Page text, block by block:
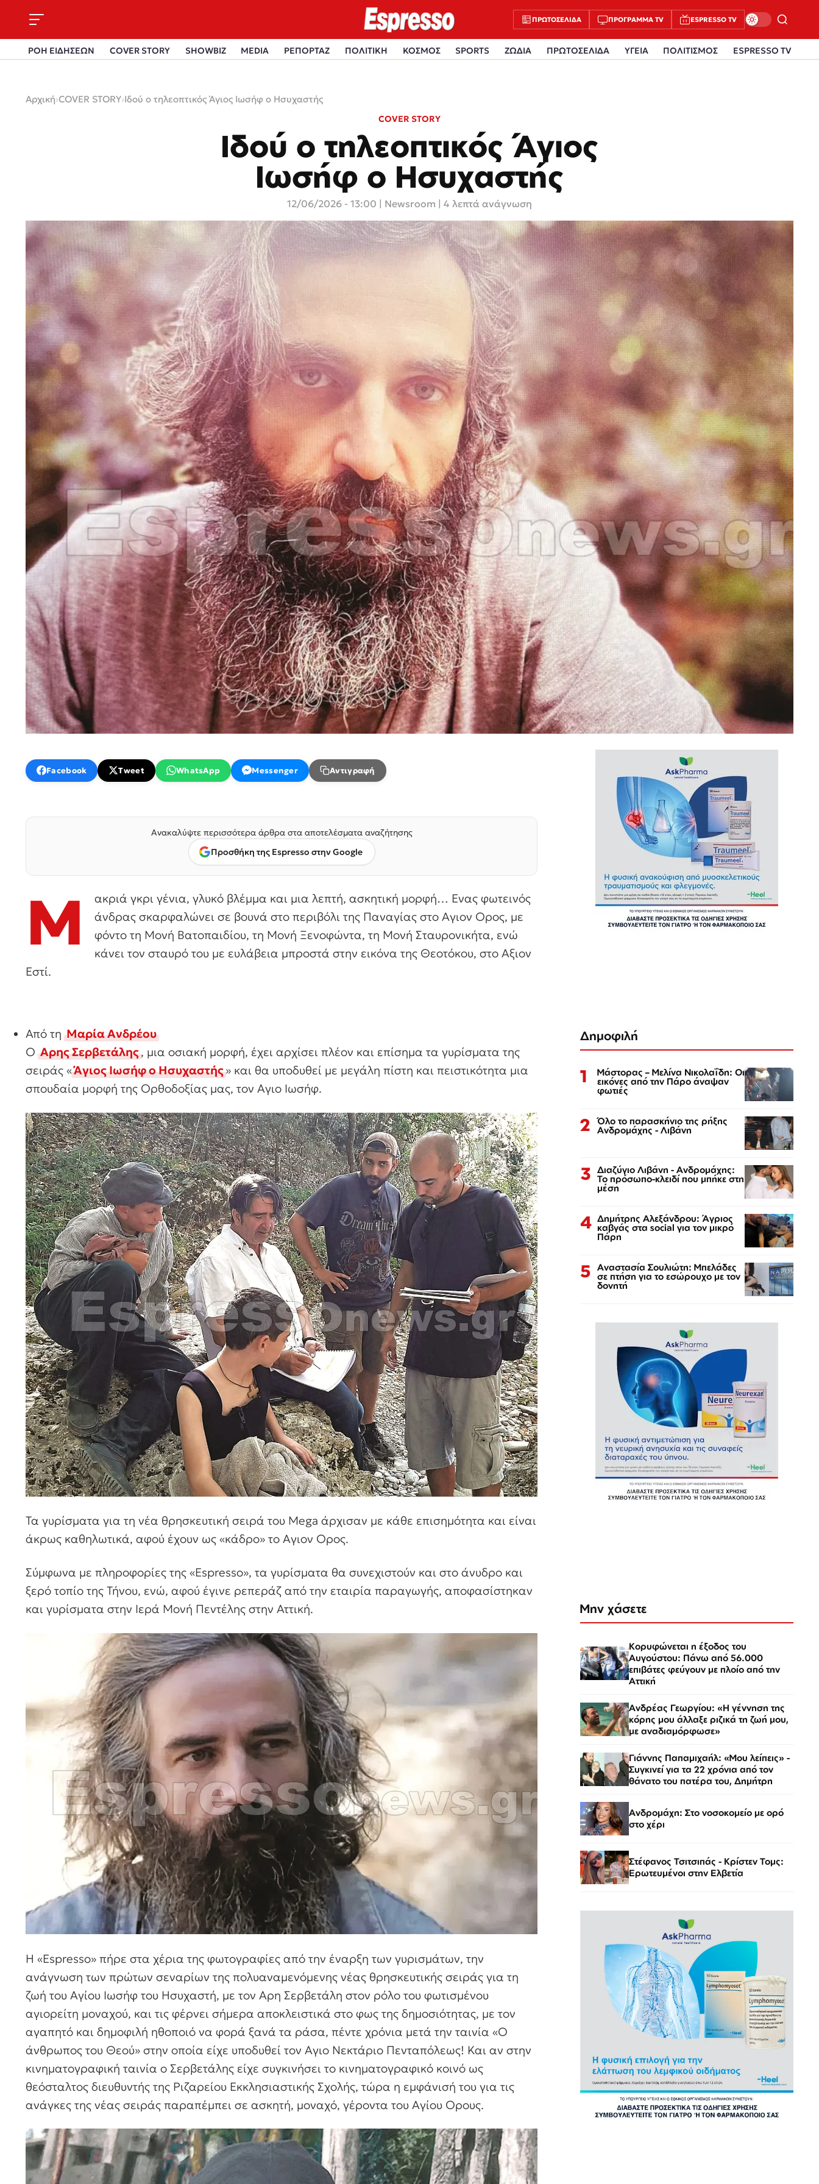
ΠΡΩΤΟΣΈΛΙΔΑ ΠΡΌΓΡΑΜΜΑ TV ESPRESSO TV
ΡΟΗ ΕΙΔΗΣΕΩΝ COVER STORY SHOWBIZ MEDIA ΡΕΠΟΡΤΑΖ ΠΟΛΙΤΙΚΗ ΚΟΣΜΟΣ SPORTS ΖΩΔΙΑ ΠΡΩΤΟΣΕΛΙΔΑ ΥΓΕΙΑ ΠΟΛΙΤΙΣΜΟΣ ESPRESSO TV
Αρχική›COVER STORY›Ιδού ο τηλεοπτικός Άγιος Ιωσήφ ο Ησυχαστής
COVER STORY
Ιδού ο τηλεοπτικός Άγιος
Ιωσήφ ο Ησυχαστής
12/06/2026 - 13:00 Newsroom | 4 λεπτά ανάγνωση
Facebook Tweet WhatsApp Messenger Αντιγραφή
Ανακαλύψτε περισσότερα άρθρα στα αποτελέσματα αναζήτησης
Προσθήκη της Espresso στην Google
Μ
ακριά γκρι γένια, γλυκό βλέμμα και μια λεπτή, ασκητική μορφή… Ενας φωτεινός
άνδρας σκαρφαλώνει σε βουνά στο περιβόλι της Παναγίας στο Αγιον Ορος, με
φόντο τη Μονή Βατοπαιδίου, τη Μονή Ξενοφώντα, τη Μονή Σταυρονικήτα, ενώ
κάνει τον σταυρό του με ευλάβεια μπροστά στην εικόνα της Θεοτόκου, στο Αξιον
Εστί.
Από τηΜαρία Ανδρέου
ΟΑρης Σερβετάλης, μια οσιακή μορφή, έχει αρχίσει πλέον και επίσημα τα γυρίσματα της
σειράς «Άγιος Ιωσήφ ο Ησυχαστής» και θα υποδυθεί με μεγάλη πίστη και πειστικότητα μια
σπουδαία μορφή της Ορθοδοξίας μας, τον Αγιο Ιωσήφ.
Τα γυρίσματα για τη νέα θρησκευτική σειρά του Mega άρχισαν με κάθε επισημότητα και είναι
άκρως καθηλωτικά, αφού έχουν ως «κάδρο» το Αγιον Ορος.
Σύμφωνα με πληροφορίες της «Espresso», τα γυρίσματα θα συνεχιστούν και στο άνυδρο και
ξερό τοπίο της Τήνου, ενώ, αφού έγινε ρεπεράζ από την εταιρία παραγωγής, αποφασίστηκαν
και γυρίσματα στην Ιερά Μονή Πεντέλης στην Αττική.
Η «Espresso» πήρε στα χέρια της φωτογραφίες από την έναρξη των γυρισμάτων, την
ανάγνωση των πρώτων σεναρίων της πολυαναμενόμενης νέας θρησκευτικής σειράς για τη
ζωή του Αγίου Ιωσήφ του Ησυχαστή, με τον Αρη Σερβετάλη στον ρόλο του φωτισμένου
αγιορείτη μοναχού, και τις φέρνει σήμερα αποκλειστικά στο φως της δημοσιότητας, με τον
αγαπητό και δημοφιλή ηθοποιό να φορά ξανά τα ράσα, πέντε χρόνια μετά την ταινία «Ο
άνθρωπος του Θεού» στην οποία είχε υποδυθεί τον Αγιο Νεκτάριο Πενταπόλεως! Και αν στην
κινηματογραφική ταινία ο Σερβετάλης είχε συγκινήσει το κινηματογραφικό κοινό ως
θεόσταλτος διευθυντής της Ριζαρείου Εκκλησιαστικής Σχολής, τώρα η εμφάνισή του για τις
ανάγκες της νέας σειράς παραπέμπει σε ασκητή, μοναχό, γέροντα του Αγίου Ορους.
Δημοφιλή
1 Μάστορας – Μελίνα Νικολαΐδη: Οι
εικόνες από την Πάρο άναψαν
φωτιές
2 Όλο το παρασκήνιο της ρήξης
Ανδρομάχης - Λιβάνη
3 Διαζύγιο Λιβάνη - Ανδρομάχης:
Το πρόσωπο-κλειδί που μπήκε στη
μέση
4 Δημήτρης Αλεξάνδρου: Άγριος
καβγάς στα social για τον μικρό
Πάρη
5 Αναστασία Σουλιώτη: Μπελάδες
σε πτήση για το εσώρουχο με τον
δονητή
Μην χάσετε
Κορυφώνεται η έξοδος του
Αυγούστου: Πάνω από 56.000
επιβάτες φεύγουν με πλοίο από την
Αττική
Ανδρέας Γεωργίου: «Η γέννηση της
κόρης μου άλλαξε ριζικά τη ζωή μου,
με αναδιαμόρφωσε»
Γιάννης Παπαμιχαήλ: «Μου λείπεις» -
Συγκινεί για τα 22 χρόνια από τον
θάνατο του πατέρα του, Δημήτρη
Ανδρομάχη: Στο νοσοκομείο με ορό
στο χέρι
Στέφανος Τσιτσιπάς - Kρίστεν Τομς:
Ερωτευμένοι στην Ελβετία